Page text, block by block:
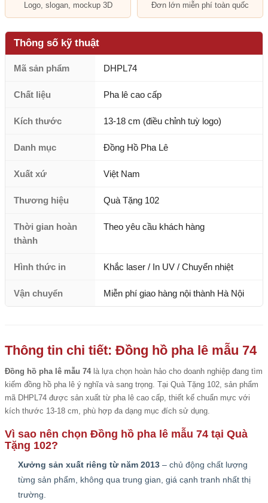
Logo, slogan, mockup 3D Đơn lớn miễn phí toàn quốc
Thông số kỹ thuật
Mã sản phẩm DHPL74
Chất liệu Pha lê cao cấp
Kích thước 13-18 cm (điều chỉnh tuỳ logo)
Danh mục Đồng Hồ Pha Lê
Xuất xứ Việt Nam
Thương hiệu Quà Tặng 102
Thời gian hoàn
thành
Theo yêu cầu khách hàng
Hình thức in Khắc laser / In UV / Chuyển nhiệt
Vận chuyển Miễn phí giao hàng nội thành Hà Nội
Thông tin chi tiết: Đồng hồ pha lê mẫu 74
Đồng hồ pha lê mẫu 74là lựa chọn hoàn hảo cho doanh nghiệp đang tìm
kiếm đồng hồ pha lê ý nghĩa và sang trọng. Tại Quà Tặng 102, sản phẩm
mã DHPL74 được sản xuất từ pha lê cao cấp, thiết kế chuẩn mực với
kích thước 13-18 cm, phù hợp đa dạng mục đích sử dụng.
Vì sao nên chọn Đồng hồ pha lê mẫu 74 tại Quà
Tặng 102?
Xưởng sản xuất riêng từ năm 2013 – chủ động chất lượng
từng sản phẩm, không qua trung gian, giá cạnh tranh nhất thị
trường.